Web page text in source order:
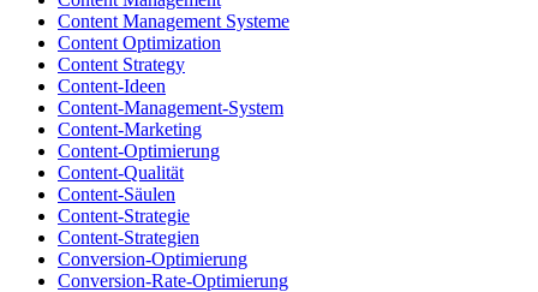
Content Management Systeme
Content Optimization
Content Strategy
Content-Ideen
Content-Management-System
Content-Marketing
Content-Optimierung
Content-Qualität
Content-Säulen
Content-Strategie
Content-Strategien
Conversion-Optimierung
Conversion-Rate-Optimierung